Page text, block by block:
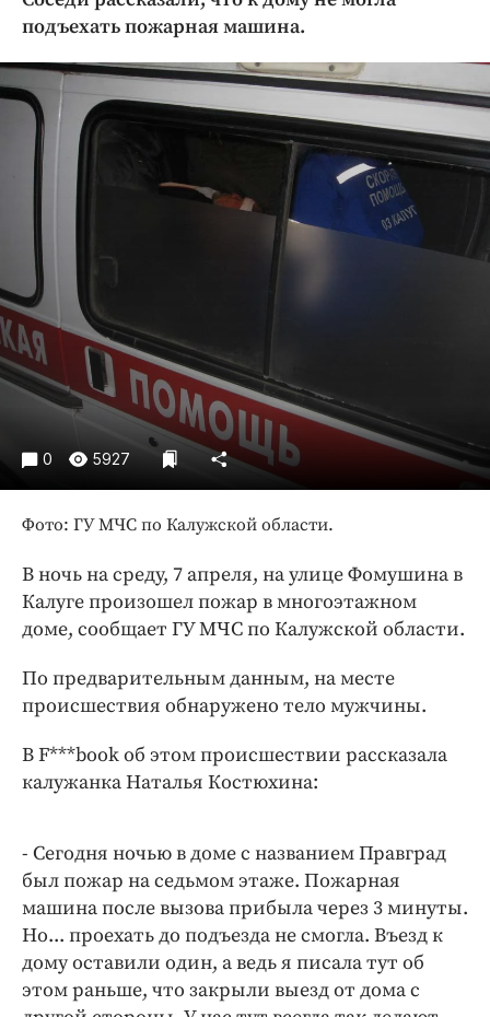
Криминал
Недвижимость и ЖКХ
Образование
Общество
Погода
Праздники
Спорт
Экономика и бизнес
ПРОЕКТЫ
Блоги
Издания
Медиаперсона
Интересное чтиво
Клиника года
Работодатель года
подъехать пожарная машина.
0 5927
Фото: ГУ МЧС по Калужской области.
В ночь на среду, 7 апреля, на улице Фомушина в
Калуге произошел пожар в многоэтажном
доме, сообщает ГУ МЧС по Калужской области.
По предварительным данным, на месте
происшествия обнаружено тело мужчины.
В F***book об этом происшествии рассказала
калужанка Наталья Костюхина:
- Сегодня ночью в доме с названием Правград
был пожар на седьмом этаже. Пожарная
машина после вызова прибыла через 3 минуты.
Но... проехать до подъезда не смогла. Въезд к
дому оставили один, а ведь я писала тут об
этом раньше, что закрыли выезд от дома с